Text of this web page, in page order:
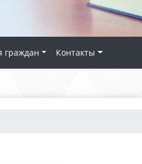
граждан Контакты